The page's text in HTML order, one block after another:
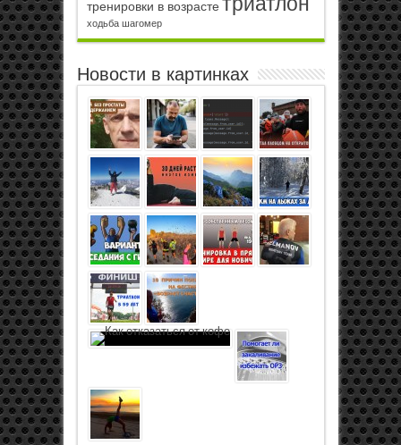
тренировки в возрасте
ходьба шагомер
Новости в картинках